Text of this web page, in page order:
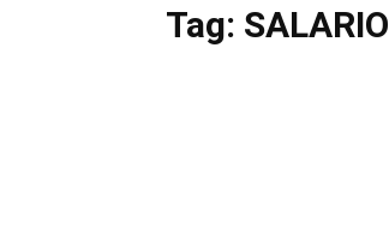
Tag: SALARIO